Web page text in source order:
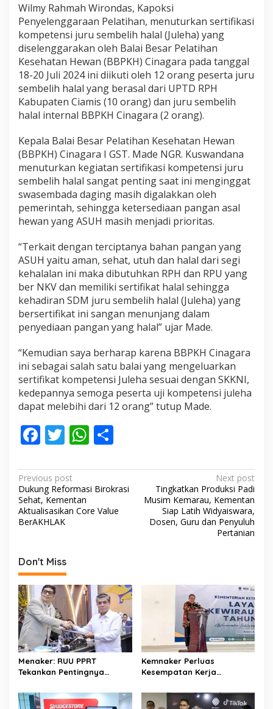
Wilmy Rahmah Wirondas, Kapoksi
Penyelenggaraan Pelatihan, menuturkan sertifikasi
kompetensi juru sembelih halal (Juleha) yang
diselenggarakan oleh Balai Besar Pelatihan
Kesehatan Hewan (BBPKH) Cinagara pada tanggal
18-20 Juli 2024 ini diikuti oleh 12 orang peserta juru
sembelih halal yang berasal dari UPTD RPH
Kabupaten Ciamis (10 orang) dan juru sembelih
halal internal BBPKH Cinagara (2 orang).
Kepala Balai Besar Pelatihan Kesehatan Hewan
(BBPKH) Cinagara I GST. Made NGR. Kuswandana
menuturkan kegiatan sertifikasi kompetensi juru
sembelih halal sangat penting saat ini menginggat
swasembada daging masih digalakkan oleh
pemerintah, sehingga ketersediaan pangan asal
hewan yang ASUH masih menjadi prioritas.
“Terkait dengan terciptanya bahan pangan yang
ASUH yaitu aman, sehat, utuh dan halal dari segi
kehalalan ini maka dibutuhkan RPH dan RPU yang
ber NKV dan memiliki sertifikat halal sehingga
kehadiran SDM juru sembelih halal (Juleha) yang
bersertifikat ini sangan menunjang dalam
penyediaan pangan yang halal” ujar Made.
“Kemudian saya berharap karena BBPKH Cinagara
ini sebagai salah satu balai yang mengeluarkan
sertifikat kompetensi Juleha sesuai dengan SKKNI,
kedepannya semoga peserta uji kompetensi juleha
dapat melebihi dari 12 orang” tutup Made.
F
e
b
o
o
k
T
itt
er
W
at
s
A
ar
e
P
o
s
t
a
v
i
g
a
t
i
n
Previous post
Dukung Reformasi Birokrasi
Sehat, Kementan
Aktualisasikan Core Value
BerAKHLAK
Next post
Tingkatkan Produksi Padi
Musim Kemarau, Kementan
Siap Latih Widyaiswara,
Dosen, Guru dan Penyuluh
Pertanian
Don't Miss
Menaker: RUU PPRT
Tekankan Pentingnya
Tangga
Kemnaker Perluas
Kesempatan Kerja
Wirausaha